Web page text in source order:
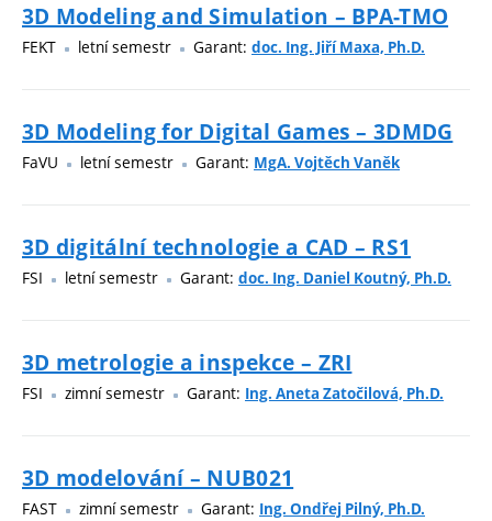
3D Modeling and Simulation – BPA-TMO
FEKT letní semestr Garant: doc. Ing. Jiří Maxa, Ph.D.
3D Modeling for Digital Games – 3DMDG
FaVU letní semestr Garant: MgA. Vojtěch Vaněk
3D digitální technologie a CAD – RS1
FSI letní semestr Garant: doc. Ing. Daniel Koutný, Ph.D.
3D metrologie a inspekce – ZRI
FSI zimní semestr Garant: Ing. Aneta Zatočilová, Ph.D.
3D modelování – NUB021
FAST zimní semestr Garant: Ing. Ondřej Pilný, Ph.D.